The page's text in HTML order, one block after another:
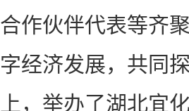
作伙伴代表等齐
经济发展，共同
，举办了湖北宜